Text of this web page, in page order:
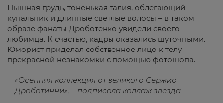
Пышная грудь, тоненькая талия, облегающий
купальник и длинные светлые волосы – в таком
образе фанаты Дроботенко увидели своего
любимца. К счастью, кадры оказались шуточными.
Юморист приделал собственное лицо к телу
прекрасной незнакомки с помощью фотошопа.
«Осенняя коллекция от великого Сержио
Дроботинни», – подписала коллаж звезда.